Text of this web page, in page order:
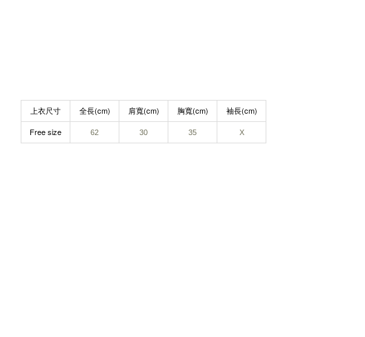
上衣尺寸 全長(cm) 肩寬(cm) 胸寬(cm)
袖長(cm)
Free size
62 30 35 X